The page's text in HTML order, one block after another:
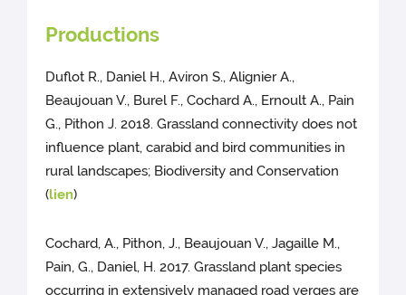
Productions
Duflot R., Daniel H., Aviron S., Alignier A.,
Beaujouan V., Burel F., Cochard A., Ernoult A., Pain
G., Pithon J. 2018. Grassland connectivity does not
influence plant, carabid and bird communities in
rural landscapes; Biodiversity and Conservation
(lien)
Cochard, A., Pithon, J., Beaujouan V., Jagaille M.,
Pain, G., Daniel, H. 2017. Grassland plant species
occurring in extensively managed road verges are